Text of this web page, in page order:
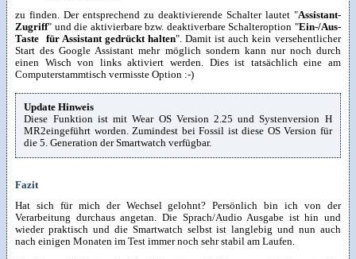
zu finden. Der entsprechend zu deaktivierende Schalter lautet "Assistant-
Zugriff" und die aktivierbare bzw. deaktiverbare Schalteroption "Ein-/Aus-
Taste für Assistant gedrückt halten". Damit ist auch kein versehentlicher
Start des Google Assistant mehr möglich sondern kann nur noch durch
einen Wisch von links aktiviert werden. Dies ist tatsächlich eine am
Computerstammtisch vermisste Option :-)
Update Hinweis
Diese Funktion ist mit Wear OS Version 2.25 und Systenversion H
MR2eingeführt worden. Zumindest bei Fossil ist diese OS Version für
die 5. Generation der Smartwatch verfügbar.
Fazit
Hat sich für mich der Wechsel gelohnt? Persönlich bin ich von der
Verarbeitung durchaus angetan. Die Sprach/Audio Ausgabe ist hin und
wieder praktisch und die Smartwatch selbst ist langlebig und nun auch
nach einigen Monaten im Test immer noch sehr stabil am Laufen.